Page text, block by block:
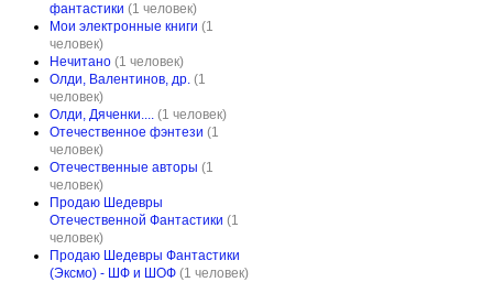
фантастики (1 человек)
Мои электронные книги (1
человек)
Нечитано (1 человек)
Олди, Валентинов, др. (1
человек)
Олди, Дяченки.... (1 человек)
Отечественное фэнтези (1
человек)
Отечественные авторы (1
человек)
Продаю Шедевры
Отечественной Фантастики (1
человек)
Продаю Шедевры Фантастики
(Эксмо) - ШФ и ШОФ (1 человек)